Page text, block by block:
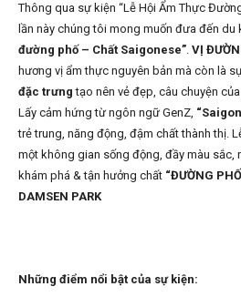
Thông qua sự kiện “Lễ Hội Ẩm Thực
lần này chúng tôi mong muốn đưa đến
đường phố – Chất Saigonese”. VỊ
hương vị ẩm thực nguyên bản mà còn là
đặc trưng tạo nên vẻ đẹp, câu chuyện
Lấy cảm hứng từ ngôn ngữ GenZ,
trẻ trung, năng động, đậm chất thành thị.
một không gian sống động, đầy màu sắc,
khám phá & tận hưởng chất “ĐƯỜNG
DAMSEN PARK
Những điểm nổi bật của sự kiện: